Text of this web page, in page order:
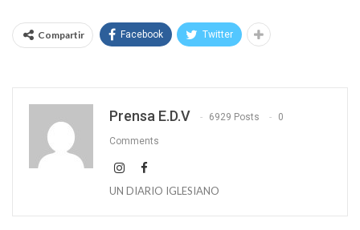
Compartir Facebook Twitter
Prensa E.D.V 6929 Posts 0
Comments
UN DIARIO IGLESIANO